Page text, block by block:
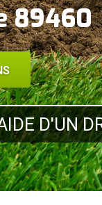
89460
D'UN